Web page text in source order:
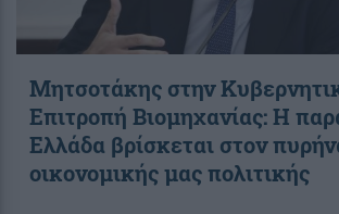
Μητσοτάκης στην
Επιτροπή Βιομηχανίας: Η
Ελλάδα βρίσκεται στον
οικονομικής μας πολιτικής